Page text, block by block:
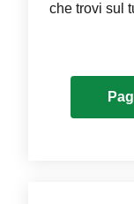
che trovi sul